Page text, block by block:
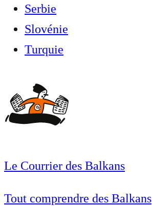
Serbie
Slovénie
Turquie
Le Courrier des Balkans
Tout comprendre des Balkans